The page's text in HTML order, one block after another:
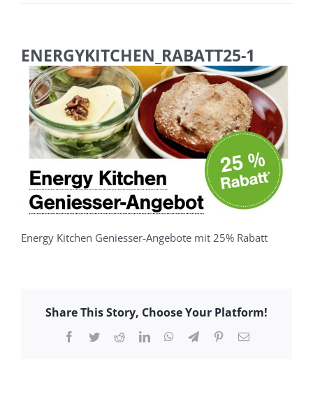
ENERGYKITCHEN_RABATT25-1
Energy Kitchen Geniesser-Angebote mit 25% Rabatt
Share This Story, Choose Your Platform!
Facebook
TwitterRedditLinkedInWhatsApp
TelegramPinterest
E-